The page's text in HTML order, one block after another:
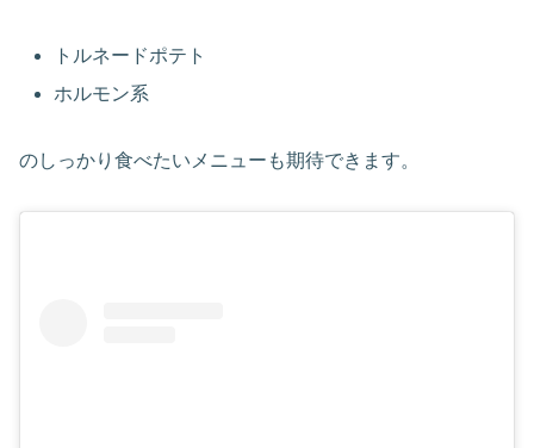
トルネードポテト
ホルモン系
のしっかり食べたいメニューも期待できます。